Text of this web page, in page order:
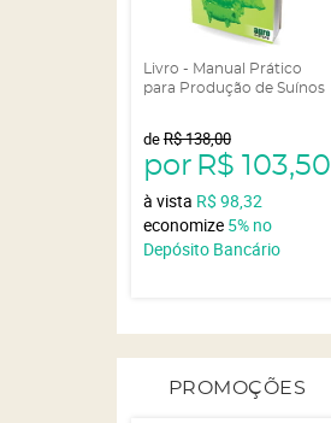
Livro - Manual Prático
para Produção de Suínos
deR$ 138,00
por R$ 103,50
à vista R$ 98,32
economize 5% no
Depósito Bancário
PROMOÇÕES